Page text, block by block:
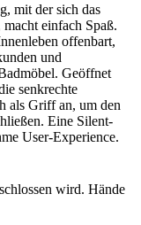
mit der sich das
einfach Spaß.
offenbart,
und
Geöffnet
senkrechte
als Griff an, um den
Eine Silent-
User-Experience.